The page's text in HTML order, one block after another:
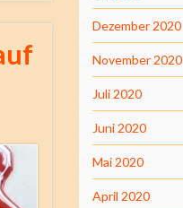
Dezember 2020
November 2020
Juli 2020
Juni 2020
Mai 2020
April 2020